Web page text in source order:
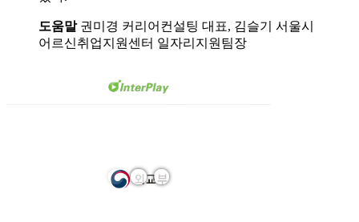
도움말권미경 커리어컨설팅 대표, 김슬기 서울시
어르신취업지원센터 일자리지원팀장